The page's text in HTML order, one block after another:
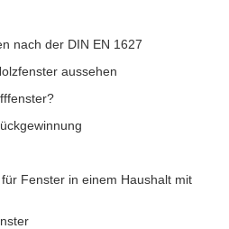
nach der DIN EN 1627
aussehen
Fenster in einem Haushalt mit